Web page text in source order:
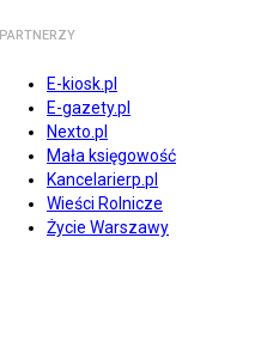
PARTNERZY
E-kiosk.pl
E-gazety.pl
Nexto.pl
Mała księgowość
Kancelarierp.pl
Wieści Rolnicze
Życie Warszawy